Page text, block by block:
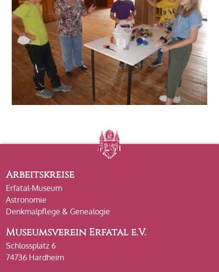
Arbeitskreise
Erfatal-Museum
Astronomie
Denkmalpflege & Genealogie
Museumsverein Erfatal e.V.
Schlossplatz 6
74736 Hardheim